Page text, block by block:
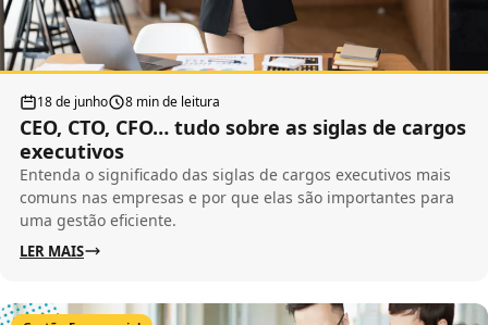
18 de junho 8 min de leitura
CEO, CTO, CFO… tudo sobre as siglas de cargos
executivos
Entenda o significado das siglas de cargos executivos mais
comuns nas empresas e por que elas são importantes para
uma gestão eficiente.
LER MAIS